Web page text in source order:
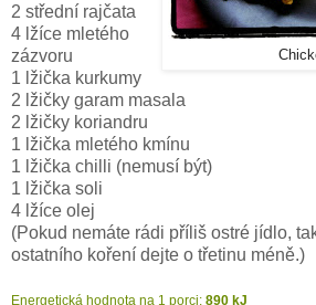
2 střední rajčata
4 lžíce mletého
zázvoru
1 lžička kurkumy
2 lžičky garam masala
2 lžičky koriandru
1 lžička mletého kmínu
1 lžička chilli (nemusí být)
1 lžička soli
4 lžíce olej
(Pokud nemáte rádi příliš ostré jídlo,
ostatního koření dejte o třetinu méně.)
Energetická hodnota na 1 porci: 890 kJ